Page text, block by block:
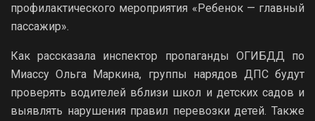
профилактического мероприятия «Ребенок — главный
пассажир».
Как рассказала инспектор пропаганды ОГИБДД по
Миассу Ольга Маркина, группы нарядов ДПС будут
проверять водителей вблизи школ и детских садов и
выявлять нарушения правил перевозки детей. Также